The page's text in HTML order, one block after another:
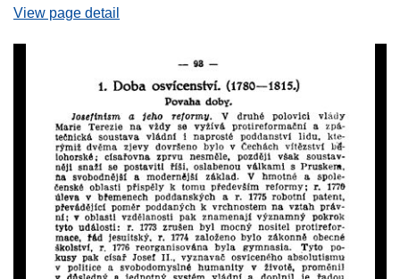
View page detail